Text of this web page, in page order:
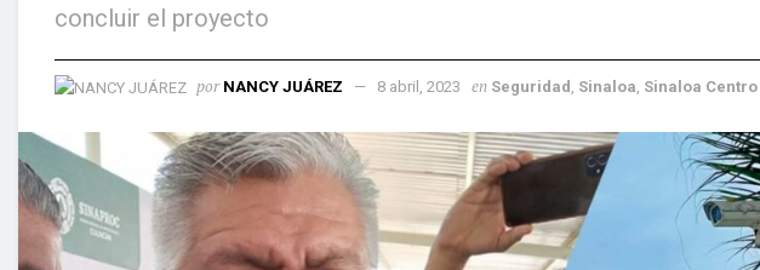
concluir el proyecto
por NANCY JUÁREZ 8 abril, 2023 en Seguridad , Sinaloa, Sinaloa Centro